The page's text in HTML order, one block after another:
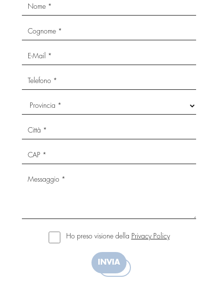
Ho preso visione della Privacy Policy
INVIA